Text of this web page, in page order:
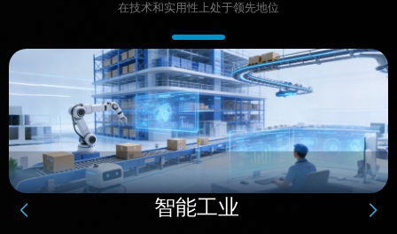
在技术和实用性上处于领先地位
智能工业